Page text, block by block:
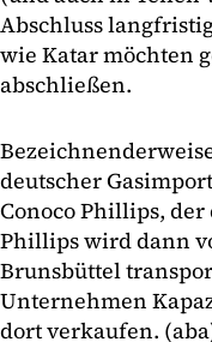
Abschluss
wie Katar möchten
abschließen.
deutscher
Conoco Phillips, der
Phillips wird dann
Brunsbüttel
Unternehmen
dort verkaufen.